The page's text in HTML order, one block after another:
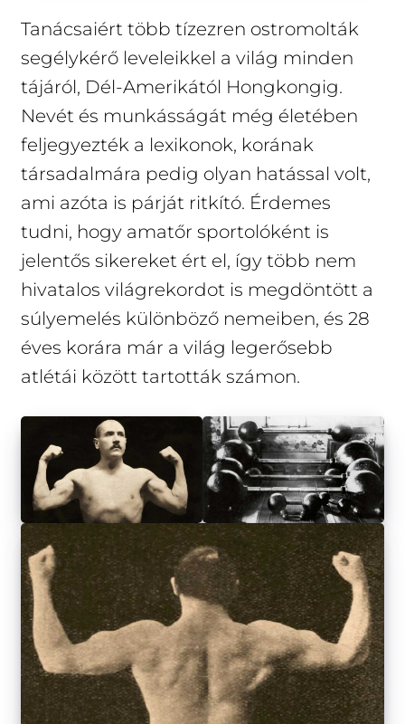
Tanácsaiért több tízezren ostromolták
segélykérő leveleikkel a világ minden
tájáról, Dél-Amerikától Hongkongig.
Nevét és munkásságát még életében
feljegyezték a lexikonok, korának
társadalmára pedig olyan hatással volt,
ami azóta is párját ritkító. Érdemes
tudni, hogy amatőr sportolóként is
jelentős sikereket ért el, így több nem
hivatalos világrekordot is megdöntött a
súlyemelés különböző nemeiben, és 28
éves korára már a világ legerősebb
atlétái között tartották számon.